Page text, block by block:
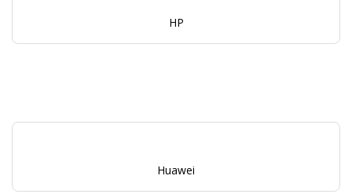
HP
Huawei